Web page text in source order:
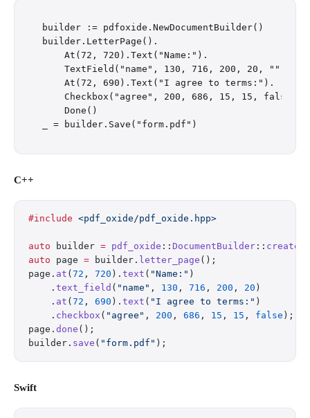
builder := pdfoxide.NewDocumentBuilder()
builder.LetterPage().
    At(72, 720).Text("Name:").
    TextField("name", 130, 716, 200, 20, "").
    At(72, 690).Text("I agree to terms:").
    Checkbox("agree", 200, 686, 15, 15, false).
    Done()
C++
#include <pdf_oxide/pdf_oxide.hpp>
auto builder = pdf_oxide :: DocumentBuilder :: create
auto page = builder. letter_page ();
page. at ( 72 , 720 ). text ( "Name:" )
    .
text_field ( "name" , 130 , 716 , 200 , 20 )
    .
at ( 72 , 690 ). text ( "I agree to terms:" )
    .
checkbox ( "agree" , 200 , 686 , 15 , 15 , false );
page. done ();
builder. save ( "form.pdf" );
Swift